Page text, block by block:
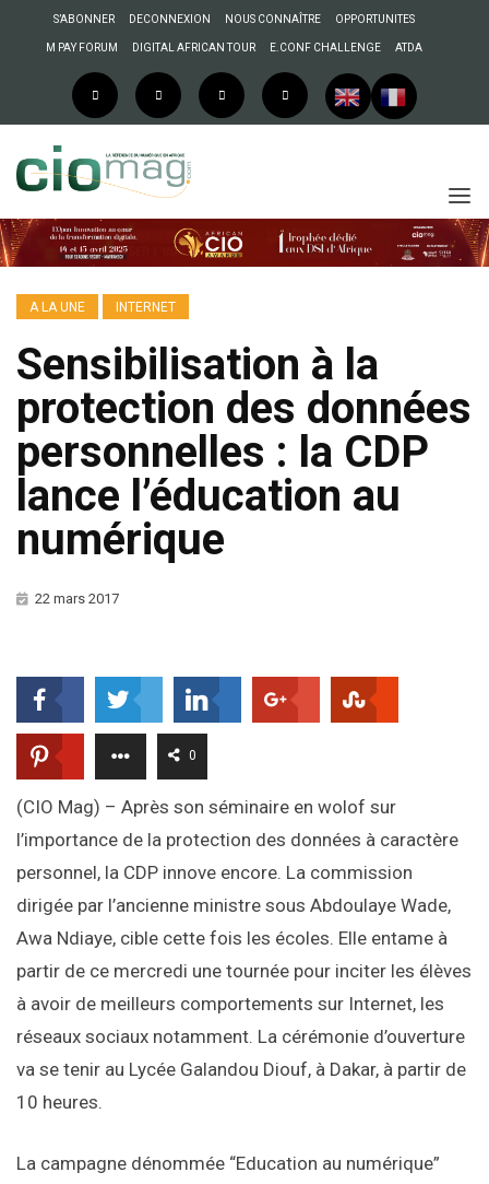
S’ABONNER DECONNEXION NOUS CONNAÎTRE OPPORTUNITES
M PAY FORUM DIGITAL AFRICAN TOUR E.CONF CHALLENGE ATDA
A LA UNE INTERNET
Sensibilisation à la
protection des données
personnelles : la CDP
lance l’éducation au
numérique
22 mars 2017
0
(CIO Mag) – Après son séminaire en wolof sur
l’importance de la protection des données à caractère
personnel, la CDP innove encore. La commission
dirigée par l’ancienne ministre sous Abdoulaye Wade,
Awa Ndiaye, cible cette fois les écoles. Elle entame à
partir de ce mercredi une tournée pour inciter les élèves
à avoir de meilleurs comportements sur Internet, les
réseaux sociaux notamment. La cérémonie d’ouverture
va se tenir au Lycée Galandou Diouf, à Dakar, à partir de
10 heures.
La campagne dénommée “Education au numérique”